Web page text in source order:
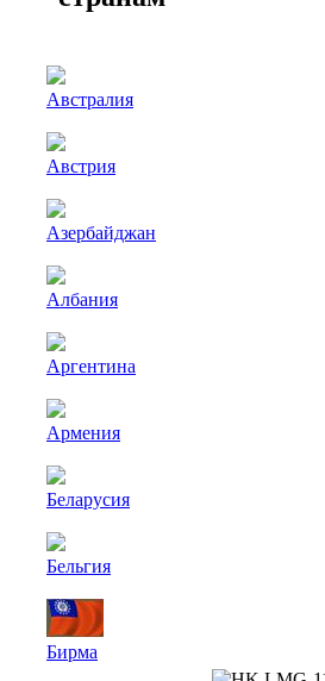
Австралия
Австрия
Азербайджан
Албания
Аргентина
Армения
Беларусия
Бельгия
Бирма